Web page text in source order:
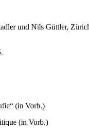
und Nils Güttler,
(in Vorb.)
(in Vorb.)